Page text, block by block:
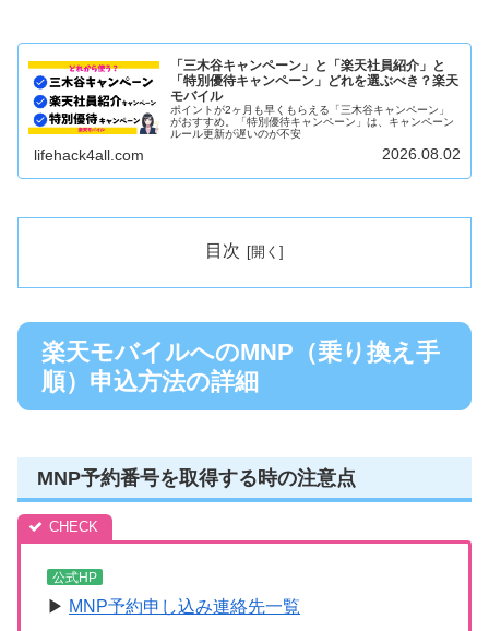
「三木谷キャンペーン」と「楽天社員紹介」と
「特別優待キャンペーン」どれを選ぶべき？楽天
モバイル
ポイントが2ヶ月も早くもらえる「三木谷キャンペーン」
がおすすめ。「特別優待キャンペーン」は、キャンペーン
ルール更新が遅いのが不安
lifehack4all.com 2026.08.02
目次
楽天モバイルへのMNP（乗り換え手
順）申込方法の詳細
MNP予約番号を取得する時の注意点
公式HP
▶ MNP予約申し込み連絡先一覧